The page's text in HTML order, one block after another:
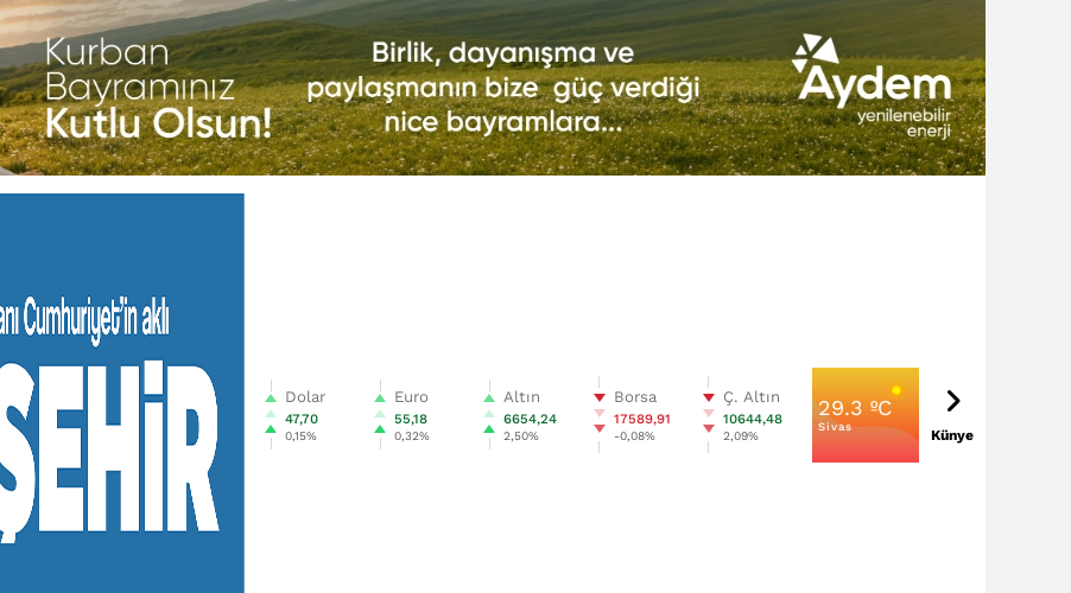
Dolar
47,70
0,15%
Euro
55,18
0,32%
Altın
6654,24
2,50%
Borsa
17589,91
-0,08%
Ç. Altın
10644,48
2,09%
29.3 ºC
Sivas
Künye